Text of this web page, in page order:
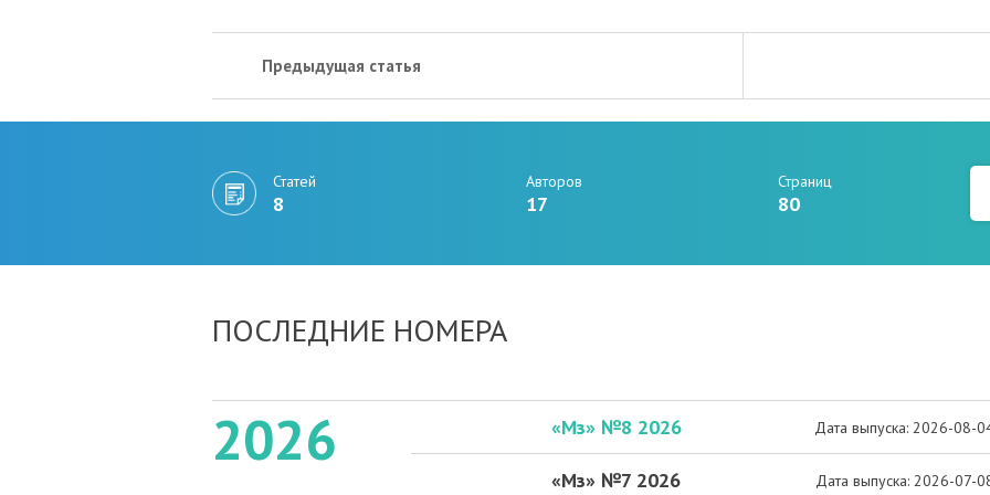
Предыдущая статья
Статей
8
Авторов
17
Страниц
80
ПОСЛЕДНИЕ НОМЕРА
2026 «Мз» №8 2026 Дата выпуска: 2026-08-
«Мз» №7 2026 Дата выпуска: 2026-07-